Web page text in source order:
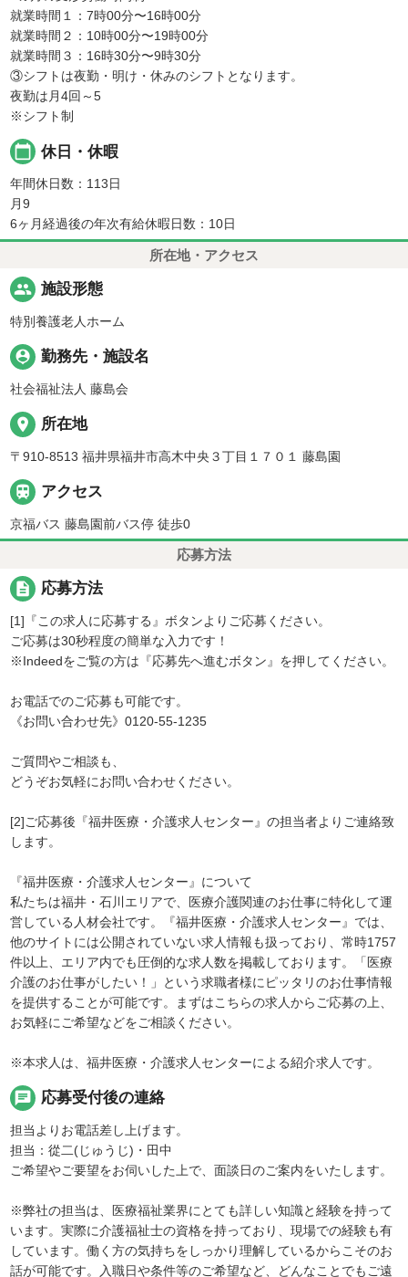
就業時間１：7時00分〜16時00分
就業時間２：10時00分〜19時00分
就業時間３：16時30分〜9時30分
③シフトは夜勤・明け・休みのシフトとなります。
夜勤は月4回～5
※シフト制
calendar_today 休日・休暇
年間休日数：113日
月9
6ヶ月経過後の年次有給休暇日数：10日
所在地・アクセス
people 施設形態
特別養護老人ホーム
person_pin 勤務先・施設名
社会福祉法人 藤島会
place 所在地
〒910-8513 福井県福井市高木中央３丁目１７０１ 藤島園
 アクセス
京福バス 藤島園前バス停 徒歩0
応募方法
description 応募方法
[1]『この求人に応募する』ボタンよりご応募ください。
ご応募は30秒程度の簡単な入力です！
※Indeedをご覧の方は『応募先へ進むボタン』を押してください。
お電話でのご応募も可能です。
《お問い合わせ先》0120-55-1235
ご質問やご相談も、
どうぞお気軽にお問い合わせください。
[2]ご応募後『福井医療・介護求人センター』の担当者よりご連絡致
します。
『福井医療・介護求人センター』について
私たちは福井・石川エリアで、医療介護関連のお仕事に特化して運
営している人材会社です。『福井医療・介護求人センター』では、
他のサイトには公開されていない求人情報も扱っており、常時1757
件以上、エリア内でも圧倒的な求人数を掲載しております。「医療
介護のお仕事がしたい！」という求職者様にピッタリのお仕事情報
を提供することが可能です。まずはこちらの求人からご応募の上、
お気軽にご希望などをご相談ください。
※本求人は、福井医療・介護求人センターによる紹介求人です。
chat 応募受付後の連絡
担当よりお電話差し上げます。
担当：從二(じゅうじ)・田中
ご希望やご要望をお伺いした上で、面談日のご案内をいたします。
※弊社の担当は、医療福祉業界にとても詳しい知識と経験を持って
います。実際に介護福祉士の資格を持っており、現場での経験も有
しています。働く方の気持ちをしっかり理解しているからこそのお
話が可能です。入職日や条件等のご希望など、どんなことでもご遠